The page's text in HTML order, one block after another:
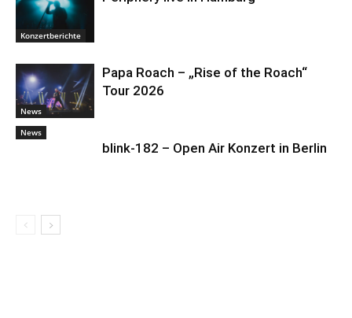
Konzertberichte
News
Papa Roach – „Rise of the Roach“
Tour 2026
News
blink-182 – Open Air Konzert in Berlin